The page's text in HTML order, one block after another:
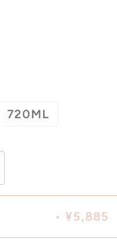
720ML
• ¥5,885